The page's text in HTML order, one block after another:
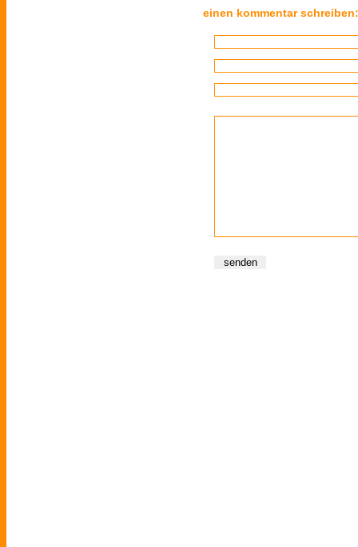
einen kommentar schreiben: